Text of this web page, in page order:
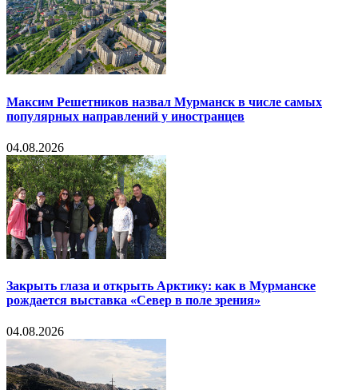
Максим Решетников назвал Мурманск в числе самых
популярных направлений у иностранцев
04.08.2026
Закрыть глаза и открыть Арктику: как в Мурманске
рождается выставка «Север в поле зрения»
04.08.2026